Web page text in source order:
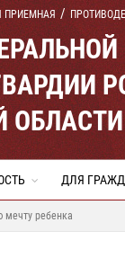
ПРИЕМНАЯ
ОБЛАСТИ
ДЛЯ
мечту ребенка